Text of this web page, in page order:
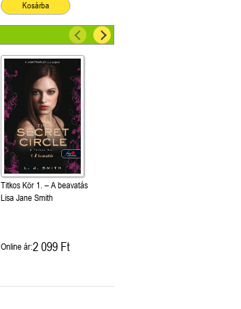
Kosárba
Titkos Kör 1. – A beavatás
Lisa Jane Smith
Online ár:2 099 Ft